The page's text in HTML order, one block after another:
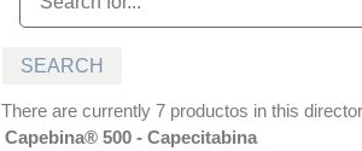
There are currently 7 productos in this
Capebina® 500 - Capecitabina